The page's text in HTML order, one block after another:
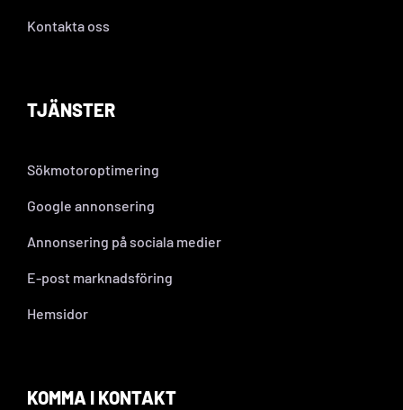
Kontakta oss
TJÄNSTER
Sökmotoroptimering
Google annonsering
Annonsering på sociala medier
E-post marknadsföring
Hemsidor
KOMMA I KONTAKT